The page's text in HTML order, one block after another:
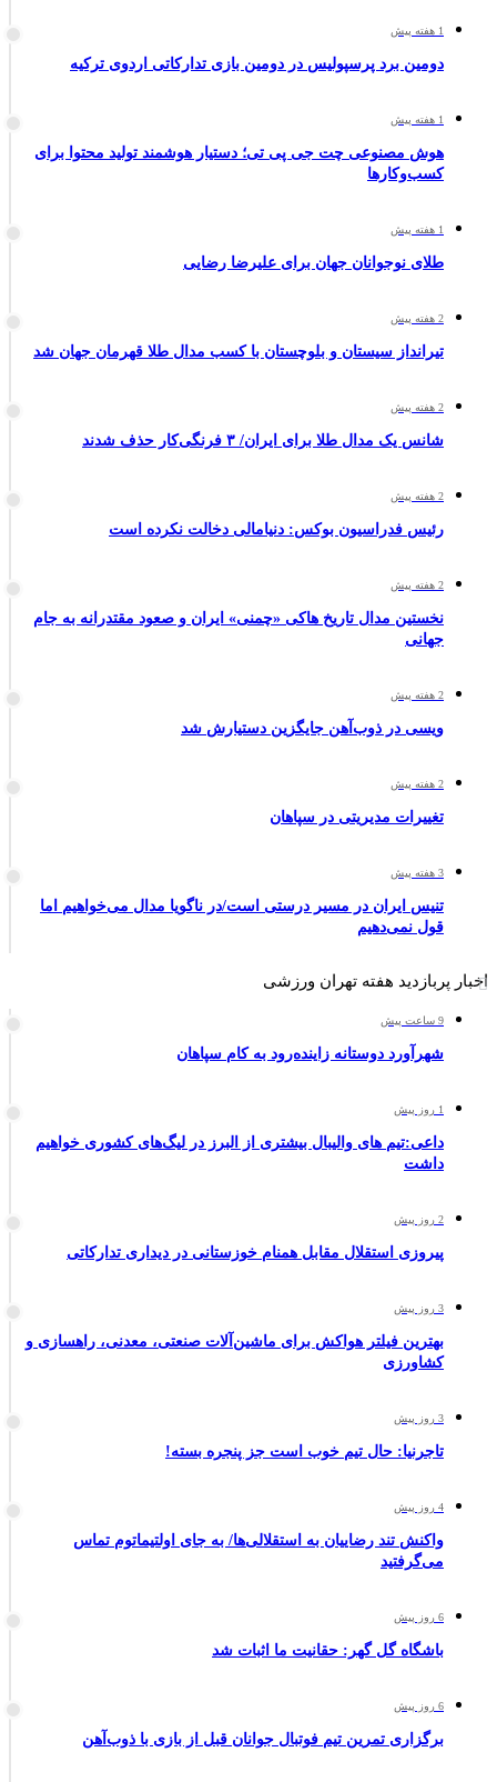
1 هفته پیش
دومین برد پرسپولیس در دومین بازی تدارکاتی اردوی ترکیه
1 هفته پیش
هوش مصنوعی چت جی پی تی؛ دستیار هوشمند تولید محتوا برای
کسب‌وکارها
1 هفته پیش
طلای نوجوانان جهان برای علیرضا رضایی
2 هفته پیش
تیرانداز سیستان و بلوچستان با کسب مدال طلا قهرمان جهان شد
2 هفته پیش
شانس یک مدال طلا برای ایران/ ۳ فرنگی‌کار حذف شدند
2 هفته پیش
رئیس فدراسیون بوکس: دنیامالی دخالت نکرده است
2 هفته پیش
نخستین مدال تاریخ هاکی «چمنی» ایران و صعود مقتدرانه به جام
جهانی
2 هفته پیش
ویسی در ذوب‌آهن جایگزین دستیارش شد
2 هفته پیش
تغییرات مدیریتی در سپاهان
3 هفته پیش
تنیس ایران در مسیر درستی است/در ناگویا مدال می‌خواهیم اما
قول نمی‌دهیم
اخبار پربازدید هفته تهران ورزشی
9 ساعت پیش
شهرآورد دوستانه زاینده‌رود به کام سپاهان
1 روز پیش
داعی:تیم های والیبال بیشتری از البرز در لیگ‌های کشوری خواهیم
داشت
2 روز پیش
پیروزی استقلال مقابل همنام خوزستانی در دیداری تدارکاتی
3 روز پیش
بهترین فیلتر هواکش برای ماشین‌آلات صنعتی، معدنی، راهسازی و
کشاورزی
3 روز پیش
تاجرنیا: حال تیم خوب است جز پنجره بسته!
4 روز پیش
واکنش تند رضاییان به استقلالی‌ها/ به جای اولتیماتوم تماس
می‌گرفتید
6 روز پیش
باشگاه گل گهر: حقانیت ما اثبات شد
6 روز پیش
برگزاری تمرین تیم فوتبال جوانان قبل از بازی با ذوب‌آهن